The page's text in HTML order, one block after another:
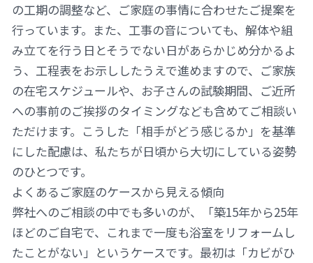
の工期の調整など、ご家庭の事情に合わせたご提案を
行っています。また、工事の音についても、解体や組
み立てを行う日とそうでない日があらかじめ分かるよ
う、工程表をお示ししたうえで進めますので、ご家族
の在宅スケジュールや、お子さんの試験期間、ご近所
への事前のご挨拶のタイミングなども含めてご相談い
ただけます。こうした「相手がどう感じるか」を基準
にした配慮は、私たちが日頃から大切にしている姿勢
のひとつです。
よくあるご家庭のケースから見える傾向
弊社へのご相談の中でも多いのが、「築15年から25年
ほどのご自宅で、これまで一度も浴室をリフォームし
たことがない」というケースです。最初は「カビがひ